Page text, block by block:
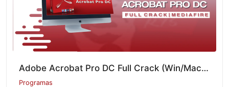
Adobe Acrobat Pro DC Full Crack (Win/Mac) v2025.001.20467
Programas